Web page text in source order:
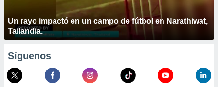
Un rayo impactó en un campo de fútbol en Narathiwat,
Tailandia.
Síguenos